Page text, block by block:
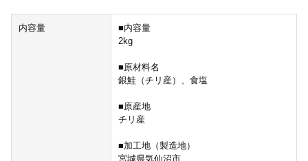
内容量
■内容量
2kg
■原材料名
銀鮭（チリ産）、食塩
■原産地
チリ産
■加工地（製造地）
宮城県気仙沼市